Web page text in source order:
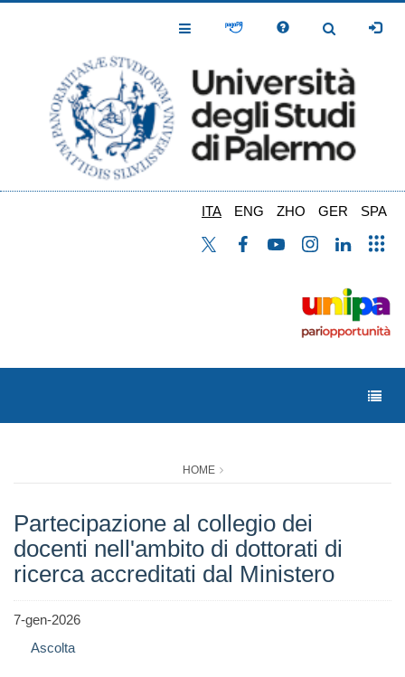
Toggle
Toggle
ITA ENG ZHO GER SPA
HOME
Partecipazione al collegio dei
docenti nell'ambito di dottorati di
ricerca accreditati dal Ministero
7-gen-2026
Ascolta